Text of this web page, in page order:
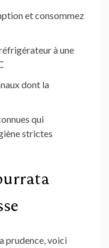
et consommez
à une
dont la
qui
strictes
prudence, voici